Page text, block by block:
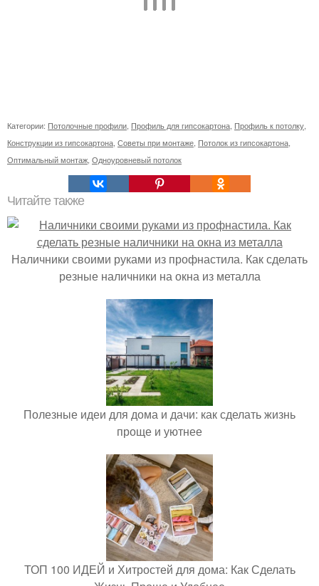
Категории: Потолочные профили Профиль для гипсокартона Профиль к потолку
Конструкции из гипсокартона Советы при монтаже Потолок из гипсокартона
Оптимальный монтаж Одноуровневый потолок
Читайте также
Наличники своими руками из профнастила. Как сделать
резные наличники на окна из металла
Полезные идеи для дома и дачи: как сделать жизнь
проще и уютнее
ТОП 100 ИДЕЙ и Хитростей для дома: Как Сделать